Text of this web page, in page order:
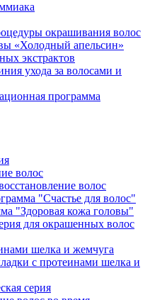
окрашивания волос
«Холодный апельсин»
экстрактов
ухода за волосами и
программа
волос
волос
"Счастье для волос"
"Здоровая кожа головы"
для окрашенных волос
шелка и жемчуга
с протеинами шелка и
серия